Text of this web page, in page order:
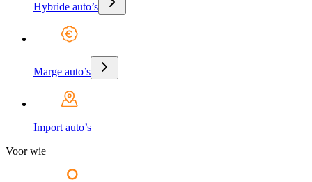
Hybride auto’s
Marge auto’s
Import auto’s
Voor wie